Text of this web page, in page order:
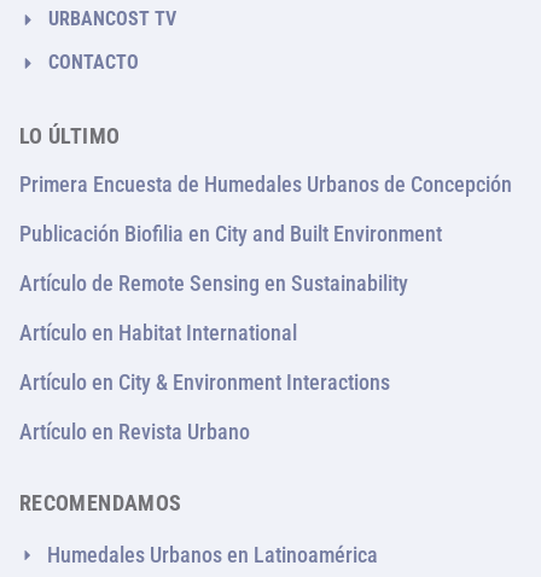
URBANCOST TV
CONTACTO
LO ÚLTIMO
Primera Encuesta de Humedales Urbanos de Concepción
Publicación Biofilia en City and Built Environment
Artículo de Remote Sensing en Sustainability
Artículo en Habitat International
Artículo en City & Environment Interactions
Artículo en Revista Urbano
RECOMENDAMOS
Humedales Urbanos en Latinoamérica